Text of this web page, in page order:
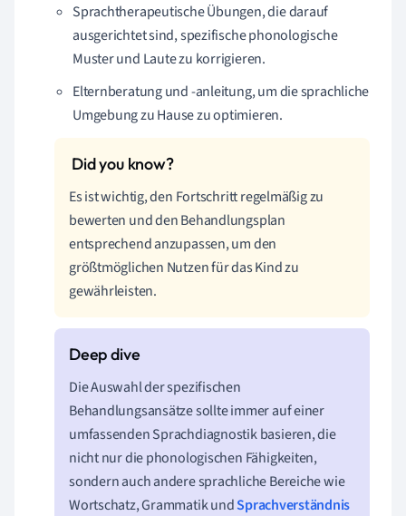
Sprachtherapeutische Übungen, die darauf
ausgerichtet sind, spezifische phonologische
Muster und Laute zu korrigieren.
Elternberatung und -anleitung, um die sprachliche
Umgebung zu Hause zu optimieren.
Es ist wichtig, den Fortschritt regelmäßig zu
bewerten und den Behandlungsplan
entsprechend anzupassen, um den
größtmöglichen Nutzen für das Kind zu
gewährleisten.
Die Auswahl der spezifischen
Behandlungsansätze sollte immer auf einer
umfassenden Sprachdiagnostik basieren, die
nicht nur die phonologischen Fähigkeiten,
sondern auch andere sprachliche Bereiche wie
Wortschatz, Grammatik undSprachverständnis